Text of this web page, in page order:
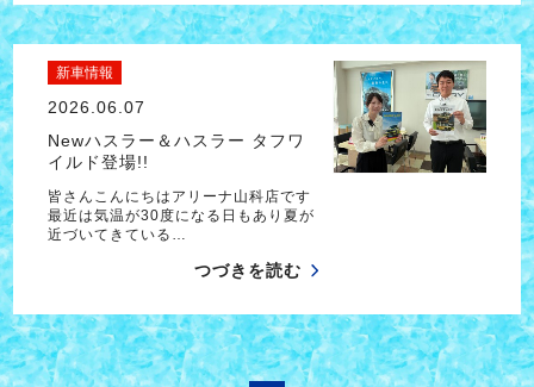
新車情報
2026.06.07
Newハスラー＆ハスラー タフワ
イルド登場!!
皆さんこんにちはアリーナ山科店です
最近は気温が30度になる日もあり夏が
近づいてきている…
つづきを読む